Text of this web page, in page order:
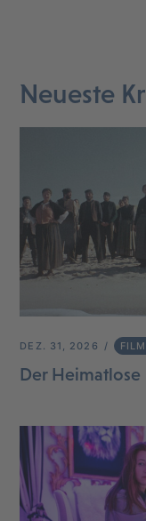
Neueste
DEZ. 31, 2026
Der Heimatlose